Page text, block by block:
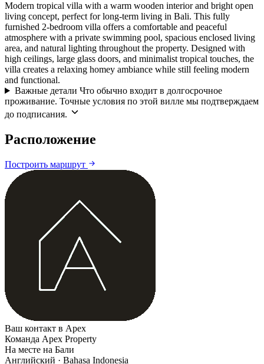
Modern tropical villa with a warm wooden interior and bright open
living concept, perfect for long-term living in Bali. This fully
furnished 2-bedroom villa offers a comfortable and peaceful
atmosphere with a private swimming pool, spacious enclosed living
area, and natural lighting throughout the property. Designed with
high ceilings, large glass doors, and minimalist tropical touches, the
villa creates a relaxing homey ambiance while still feeling modern
and functional.
Важные детали Что обычно входит в долгосрочное
проживание. Точные условия по этой вилле мы подтверждаем
до подписания.
Расположение
Построить маршрут
Ваш контакт в Apex
Команда Apex Property
На месте на Бали
Английский · Bahasa Indonesia